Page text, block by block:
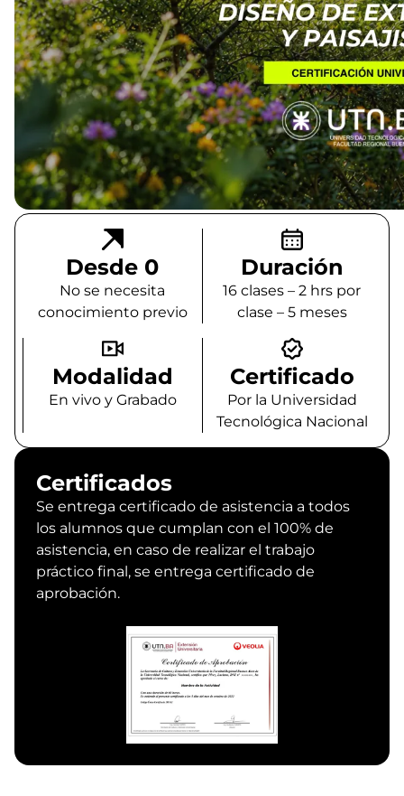
Desde 0
No se necesita
conocimiento previo
Duración
16 clases – 2 hrs por
clase – 5 meses
Modalidad
En vivo y Grabado
Certificado
Por la Universidad
Tecnológica Nacional
Certificados
Se entrega certificado de asistencia a todos
los alumnos que cumplan con el 100% de
asistencia, en caso de realizar el trabajo
práctico final, se entrega certificado de
aprobación.